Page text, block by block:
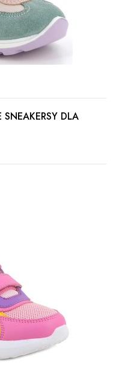
DLA